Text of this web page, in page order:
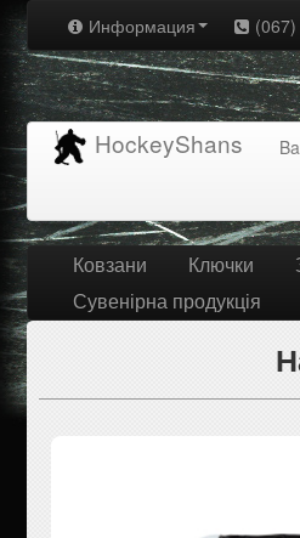
Информация
HockeyShans
Ковзани Ключки
Сувенірна продукція